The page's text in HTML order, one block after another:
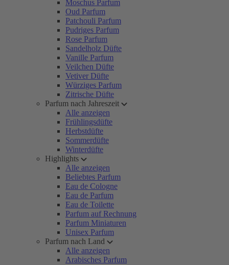
Moschus Parfum
Oud Parfum
Patchouli Parfum
Pudriges Parfum
Rose Parfum
Sandelholz Düfte
Vanille Parfum
Veilchen Düfte
Vetiver Düfte
Würziges Parfum
Zitrische Düfte
Parfum nach Jahreszeit
Alle anzeigen
Frühlingsdüfte
Herbstdüfte
Sommerdüfte
Winterdüfte
Highlights
Alle anzeigen
Beliebtes Parfum
Eau de Cologne
Eau de Parfum
Eau de Toilette
Parfum auf Rechnung
Parfum Miniaturen
Unisex Parfum
Parfum nach Land
Alle anzeigen
Arabisches Parfum